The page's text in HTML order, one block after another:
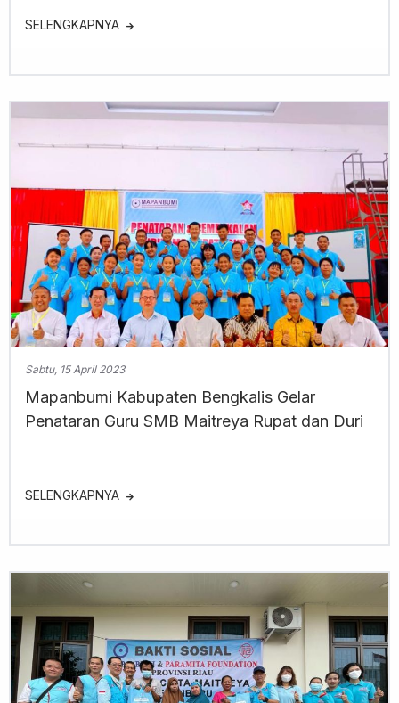
SELENGKAPNYA
Sabtu, 15 April 2023
Mapanbumi Kabupaten Bengkalis Gelar
Penataran Guru SMB Maitreya Rupat dan Duri
SELENGKAPNYA